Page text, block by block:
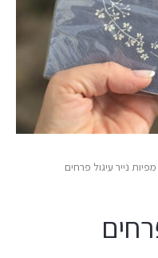
נייר עיגול פרחים